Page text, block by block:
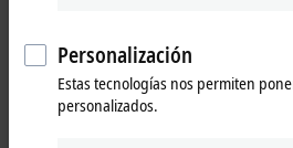
Personalización
Estas tecnologías nos permiten
personalizados.